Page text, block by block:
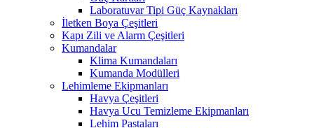
Laboratuvar Tipi Güç Kaynakları
İletken Boya Çeşitleri
Kapı Zili ve Alarm Çeşitleri
Kumandalar
Klima Kumandaları
Kumanda Modülleri
Lehimleme Ekipmanları
Havya Çeşitleri
Havya Ucu Temizleme Ekipmanları
Lehim Pastaları